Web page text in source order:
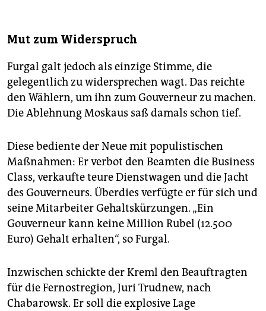
Mut zum Widerspruch
Furgal galt jedoch als einzige Stimme, die
gelegentlich zu widersprechen wagt. Das reichte
den Wählern, um ihn zum Gouverneur zu machen.
Die Ablehnung Moskaus saß damals schon tief.
Diese bediente der Neue mit populistischen
Maßnahmen: Er verbot den Beamten die Business
Class, verkaufte teure Dienstwagen und die Jacht
des Gouverneurs. Überdies verfügte er für sich und
seine Mitarbeiter Gehaltskürzungen. „Ein
Gouverneur kann keine Million Rubel (12.500
Euro) Gehalt erhalten“, so Furgal.
Inzwischen schickte der Kreml den Beauftragten
für die Fernostregion, Juri Trudnew, nach
Chabarowsk. Er soll die explosive Lage